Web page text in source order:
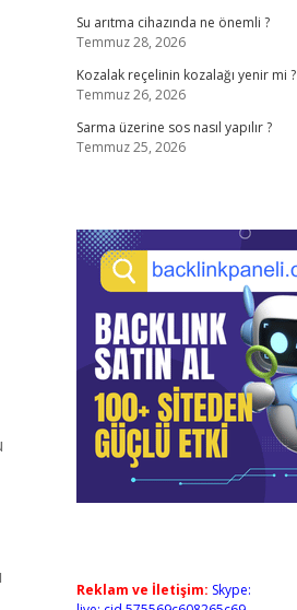
Su arıtma cihazında ne önemli ?
Temmuz 28, 2026
Kozalak reçelinin kozalağı yenir mi ?
Temmuz 26, 2026
Sarma üzerine sos nasıl yapılır ?
Temmuz 25, 2026
Reklam ve İletişim: Skype: